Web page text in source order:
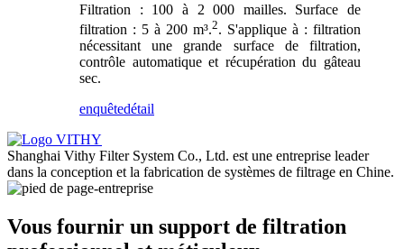
Filtration : 100 à 2 000 mailles. Surface de
filtration : 5 à 200 m³.2. S'applique à : filtration
nécessitant une grande surface de filtration,
contrôle automatique et récupération du gâteau
sec.
enquêtedétail
Shanghai Vithy Filter System Co., Ltd. est une entreprise leader
dans la conception et la fabrication de systèmes de filtrage en Chine.
Vous fournir un support de filtration